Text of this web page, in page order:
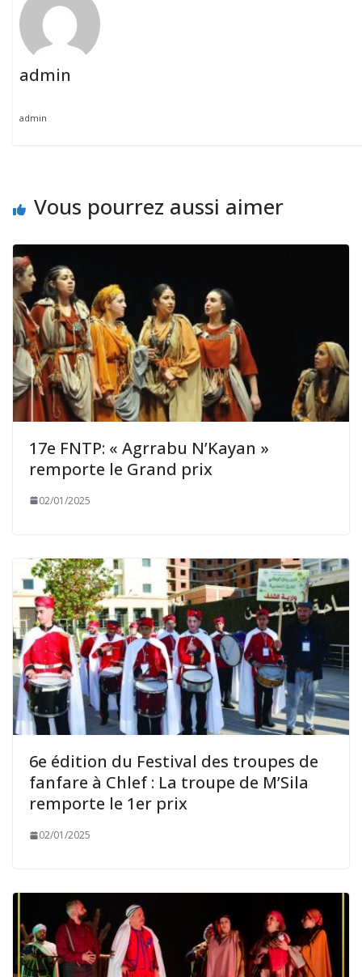
admin
admin
Vous pourrez aussi aimer
17e FNTP: « Agrrabu N’Kayan »
remporte le Grand prix
02/01/2025
6e édition du Festival des troupes de
fanfare à Chlef : La troupe de M’Sila
remporte le 1er prix
02/01/2025